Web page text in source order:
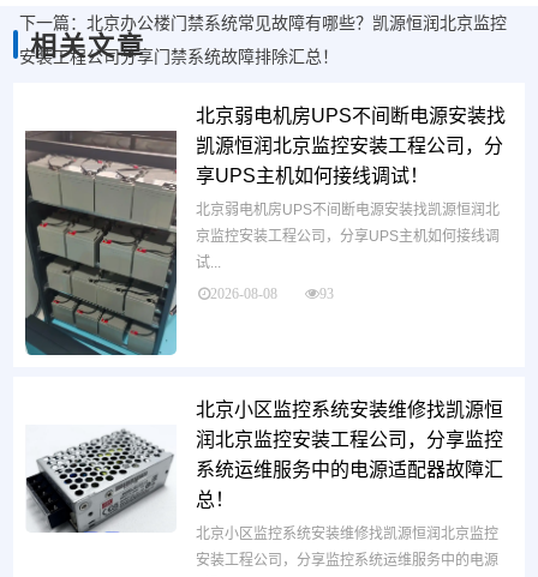
下一篇： 北京办公楼门禁系统常见故障有哪些？凯源恒润北京监控
安装工程公司分享门禁系统故障排除汇总！
相关文章
北京弱电机房UPS不间断电源安装找
凯源恒润北京监控安装工程公司，分
享UPS主机如何接线调试！
北京弱电机房UPS不间断电源安装找凯源恒润北
京监控安装工程公司，分享UPS主机如何接线调
试...
2026-08-08 93
北京小区监控系统安装维修找凯源恒
润北京监控安装工程公司，分享监控
系统运维服务中的电源适配器故障汇
总！
北京小区监控系统安装维修找凯源恒润北京监控
安装工程公司，分享监控系统运维服务中的电源